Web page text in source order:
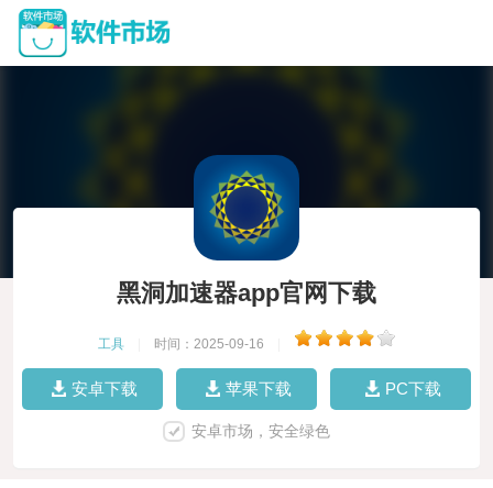
黑洞加速器app官网下载
工具 时间：2025-09-16
安卓下载 苹果下载 PC下载
安卓市场，安全绿色